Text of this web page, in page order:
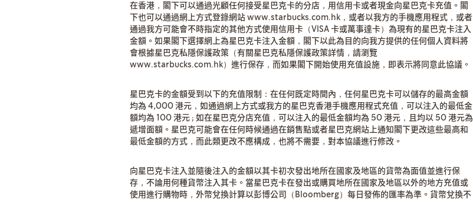
在香港，閣下可以通過光顧任何接受星巴克卡的分店，用信用卡或者現金向星巴克卡充值。閣
下也可以通過網上方式登錄網站 www.starbucks.com.hk，或者以我方的手機應用程式，或者
通過我方可能會不時指定的其他方式使用信用卡（VISA 卡或萬事達卡）為現有的星巴克卡注入
金額。如果閣下選擇網上為星巴克卡注入金額，閣下以此為目的向我方提供的任何個人資料將
會根據星巴克私隱保護政策（有關星巴克私隱保護政策詳情，請瀏覽
www.starbucks.com.hk）進行保存，而如果閣下開始使用充值設施，即表示將同意此協議。
星巴克卡的金額受到以下的充值限制：在任何既定時間內，任何星巴克卡可以儲存的最高金額
均為 4,000 港元，如通過網上方式或我方的星巴克香港手機應用程式充值，可以注入的最低金
額均為 100 港元 ; 如在星巴克分店充值，可以注入的最低金額均為 50 港元，且均以 50 港元為
遞增面額。星巴克可能會在任何時候通過在銷售點或者星巴克網站上通知閣下更改這些最高和
最低金額的方式，而此類更改不應構成，也將不需要，對本協議進行修改。
向星巴克卡注入並隨後注入的金額以其卡初次發出地所在國家及地區的貨幣為面值並進行保
存，不論用何種貨幣注入其卡。當星巴克卡在發出或購買地所在國家及地區以外的地方充值或
使用進行購物時，外幣兌換計算以彭博公司（Bloomberg）每日發佈的匯率為準。貨幣兌換不